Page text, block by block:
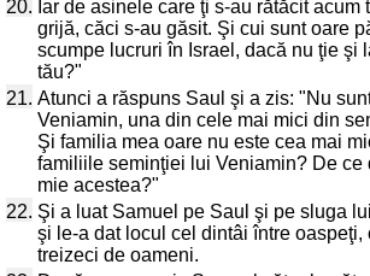
20. Iar de asinele care ţi s-au rătăcit acum
grijă, căci s-au găsit. Şi cui sunt oare
scumpe lucruri în Israel, dacă nu ţie şi
tău?"
21. Atunci a răspuns Saul şi a zis: "Nu
Veniamin, una din cele mai mici din
Şi familia mea oare nu este cea mai
familiile seminţiei lui Veniamin? De ce
mie acestea?"
22. Şi a luat Samuel pe Saul şi pe sluga
şi le-a dat locul cel dintâi între oaspeţi,
treizeci de oameni.